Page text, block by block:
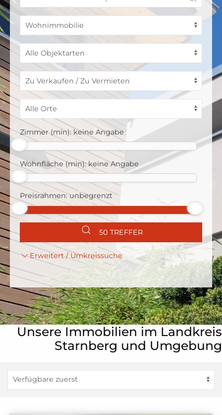
Zimmer (min): keine Angabe
Wohnfläche (min): keine Angabe
Preisrahmen: unbegrenzt
50 TREFFER
Erweitert / Umkreissuche
Unsere Immobilien im Landkreis
Starnberg und Umgebung